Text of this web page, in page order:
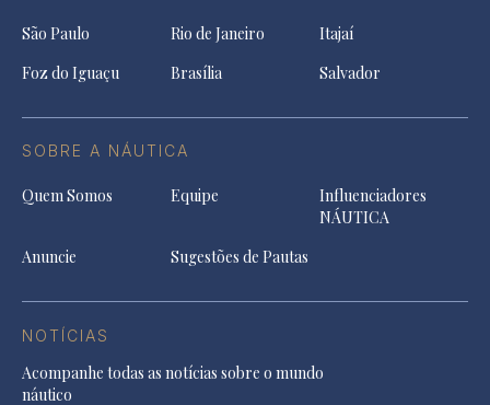
São Paulo Rio de Janeiro
Itajaí
Foz do Iguaçu
Brasília Salvador
SOBRE A NÁUTICA
Quem Somos Equipe
Influenciadores
NÁUTICA
Anuncie
Sugestões de Pautas
NOTÍCIAS
Acompanhe todas as notícias sobre o mundo
náutico